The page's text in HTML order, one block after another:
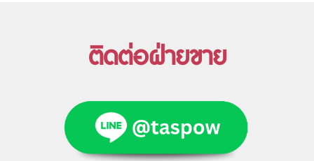
ติดต่อฝ่ายขาย